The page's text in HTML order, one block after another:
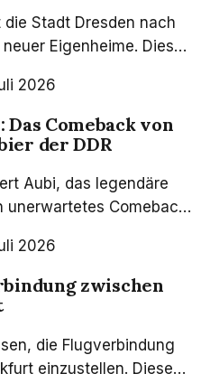
Stadt Dresden nach
Eigenheime. Dies
2026
Comeback von
der DDR
Aubi, das legendäre
unerwartetes Comeback.
2026
zwischen
die Flugverbindung
einzustellen. Diese